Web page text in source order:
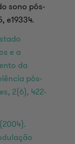
sono pós-
e19334.
e a
da
pós-
2(6), 422-